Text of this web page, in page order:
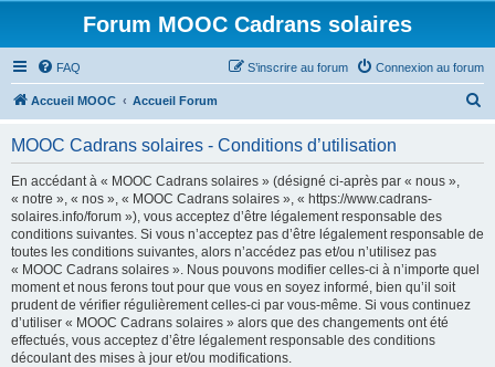
Forum MOOC Cadrans solaires
FAQ Connexion au forum
S’inscrire au forum
Accueil MOOC Accueil Forum
MOOC Cadrans solaires - Conditions d’utilisation
En accédant à « MOOC Cadrans solaires » (désigné ci-après par « nous »,
« notre », « nos », « MOOC Cadrans solaires », « https://www.cadrans-
solaires.info/forum »), vous acceptez d’être légalement responsable des
conditions suivantes. Si vous n’acceptez pas d’être légalement responsable de
toutes les conditions suivantes, alors n’accédez pas et/ou n’utilisez pas
« MOOC Cadrans solaires ». Nous pouvons modifier celles-ci à n’importe quel
moment et nous ferons tout pour que vous en soyez informé, bien qu’il soit
prudent de vérifier régulièrement celles-ci par vous-même. Si vous continuez
d’utiliser « MOOC Cadrans solaires » alors que des changements ont été
effectués, vous acceptez d’être légalement responsable des conditions
découlant des mises à jour et/ou modifications.